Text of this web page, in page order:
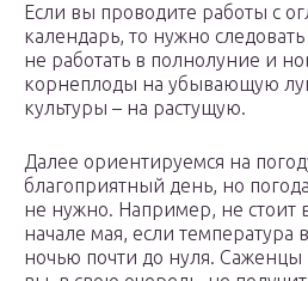
Если вы проводите работы с
календарь, то нужно
не работать в полнолуние и
корнеплоды на убывающую
культуры – на растущую.
Далее ориентируемся на
благоприятный день, но
не нужно. Например, не стоит
начале мая, если температура
ночью почти до нуля. Саженцы